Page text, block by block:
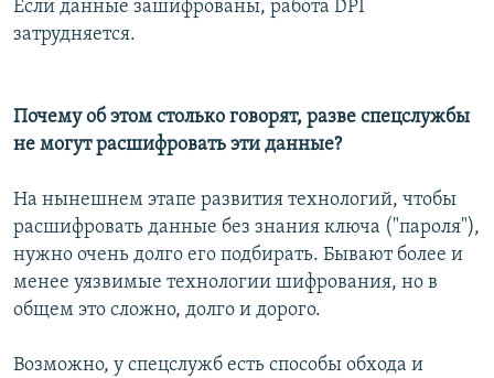
Если данные зашифрованы, работа DPI
затрудняется.
Почему об этом столько говорят, разве спецслужбы
не могут расшифровать эти данные?
На нынешнем этапе развития технологий, чтобы
расшифровать данные без знания ключа ("пароля"),
нужно очень долго его подбирать. Бывают более и
менее уязвимые технологии шифрования, но в
общем это сложно, долго и дорого.
Возможно, у спецслужб есть способы обхода и